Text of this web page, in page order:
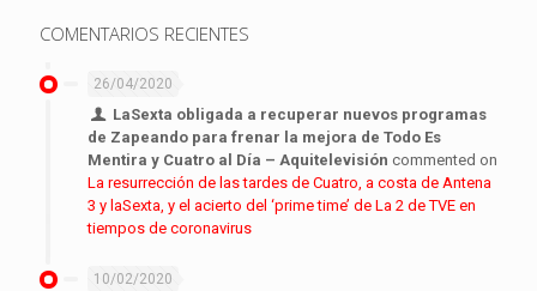
COMENTARIOS RECIENTES
26/04/2020
LaSexta obligada a recuperar nuevos programas
de Zapeando para frenar la mejora de Todo Es
Mentira y Cuatro al Día – Aquitelevisión commented on
La resurrección de las tardes de Cuatro, a costa de Antena
3 y laSexta, y el acierto del ‘prime time’ de La 2 de TVE en
tiempos de coronavirus
10/02/2020